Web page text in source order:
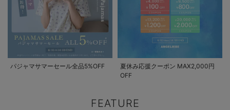
パジャマサマーセール全品5%OFF
夏休み応援クーポン MAX2,000円
OFF
FEATURE